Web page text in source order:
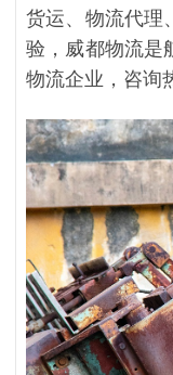
货运、物流代理
验，威都物流是
物流企业，咨询